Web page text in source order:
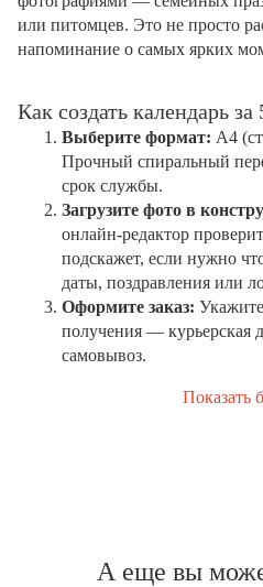
или питомцев. Это не просто
напоминание о самых ярких
Как создать календарь
Выберите формат: А4
Прочный спиральный
срок службы.
Загрузите фото в
онлайн-редактор
подскажет, если нужно
даты, поздравления или
Оформите заказ:
получения — курьерская
самовывоз.
Показать
А еще вы